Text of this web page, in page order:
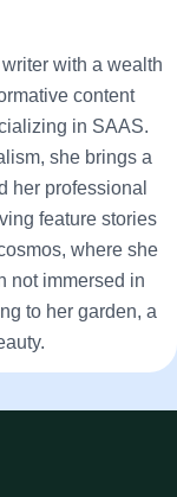
with a wealth
content
in SAAS.
she brings a
her professional
feature stories
where she
not immersed in
to her garden, a